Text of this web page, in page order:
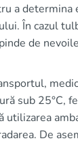
a determina
În cazul
de
sub 25°C,
utilizarea
De